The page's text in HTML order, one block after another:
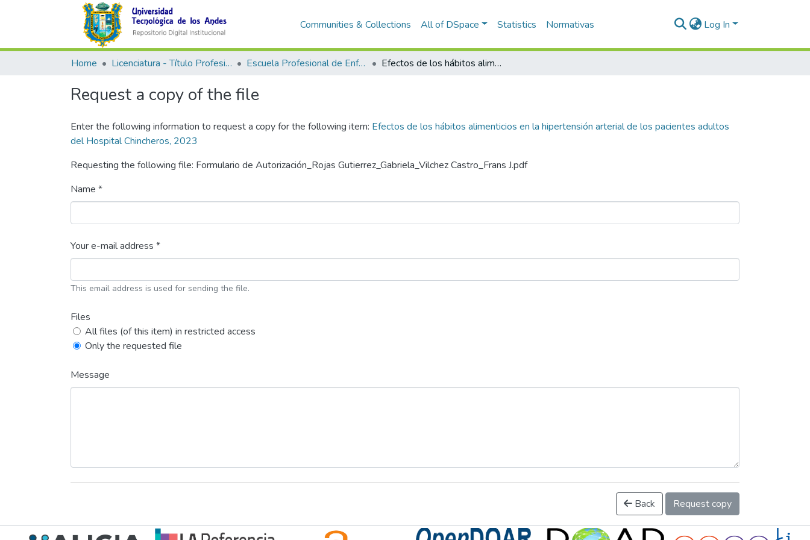
Communities & Collections All of DSpace Statistics Normativas Log In
Home Licenciatura - Título Profesional Escuela Profesional de Enfermería Efectos de los hábitos alimenticios en la hipertensión arterial de los pacientes adultos del Hospital Chincheros, 2023
Request a copy of the file
Enter the following information to request a copy for the following item: Efectos de los hábitos alimenticios en la hipertensión arterial de los pacientes adultos
del Hospital Chincheros, 2023
Requesting the following file: Formulario de Autorización_Rojas Gutierrez_Gabriela_Vilchez Castro_Frans J.pdf
Name *
Your e-mail address *
This email address is used for sending the file.
Files
All files (of this item) in restricted access
Only the requested file
Message
Back Request copy